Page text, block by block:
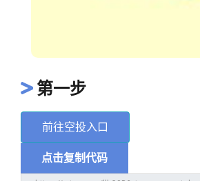
第一步
前往空投入口
点击复制代码